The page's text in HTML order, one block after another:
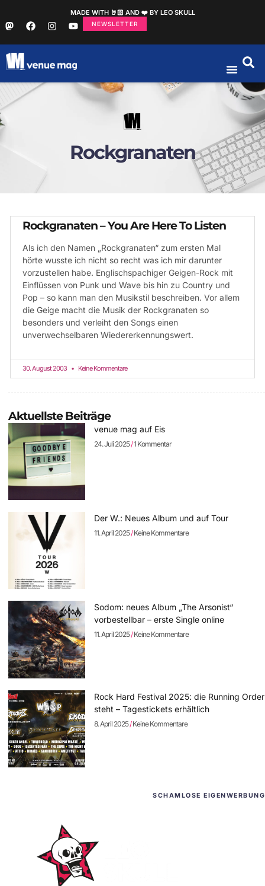
MADE WITH 🤘🏻 AND ❤️ BY LEO SKULL
NEWSLETTER
Rockgranaten
Rockgranaten – You Are Here To Listen
Als ich den Namen „Rockgranaten“ zum ersten Mal
hörte wusste ich nicht so recht was ich mir darunter
vorzustellen habe. Englischspachiger Geigen-Rock mit
Einflüssen von Punk und Wave bis hin zu Country und
Pop – so kann man den Musikstil beschreiben. Vor allem
die Geige macht die Musik der Rockgranaten so
besonders und verleiht den Songs einen
unverwechselbaren Wiedererkennungswert.
30. August 2003 Keine Kommentare
Aktuellste Beiträge
venue mag auf Eis
24. Juli 2025 1 Kommentar
Der W.: Neues Album und auf Tour
11. April 2025 Keine Kommentare
Sodom: neues Album „The Arsonist“
vorbestellbar – erste Single online
11. April 2025 Keine Kommentare
Rock Hard Festival 2025: die Running Order
steht – Tagestickets erhältlich
8. April 2025 Keine Kommentare
SCHAMLOSE EIGENWERBUNG